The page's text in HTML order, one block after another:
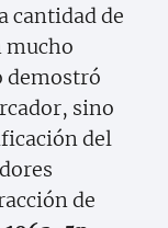
cantidad de
mucho
demostró
sino
del
de